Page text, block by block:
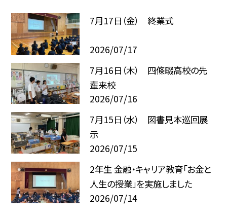
7月17日（金） 終業式
2026/07/17
7月16日（木） 四條畷高校の先
輩来校
2026/07/16
7月15日（水） 図書見本巡回展
示
2026/07/15
2年生 金融・キャリア教育「お金と
人生の授業」を実施しました
2026/07/14